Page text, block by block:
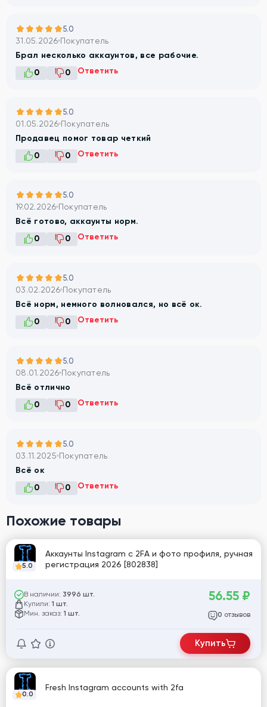
5.0
31.05.2026 Покупатель
Брал несколько аккаунтов, все рабочие.
0
0 Ответить
5.0
01.05.2026 Покупатель
Продавец помог товар четкий
0
0 Ответить
5.0
19.02.2026 Покупатель
Всё готово, аккаунты норм.
0
0 Ответить
5.0
03.02.2026 Покупатель
Всё норм, немного волновался, но всё ок.
0
0 Ответить
5.0
08.01.2026 Покупатель
Всё отлично
0
0 Ответить
5.0
03.11.2025 Покупатель
Всё ок
0
0 Ответить
Похожие товары
5.0
Аккаунты Instagram с 2FA и фото профиля, ручная
регистрация 2026 [802838]
В наличии: 3996 шт.
Купили: 1 шт.
Мин. заказ: 1 шт.
56.55 ₽
0 отзывов
Купить
0.0
Fresh Instagram accounts with 2fa